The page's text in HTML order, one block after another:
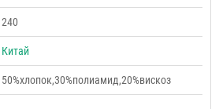
240
Китай
50%хлопок,30%полиамид,20%вискоз